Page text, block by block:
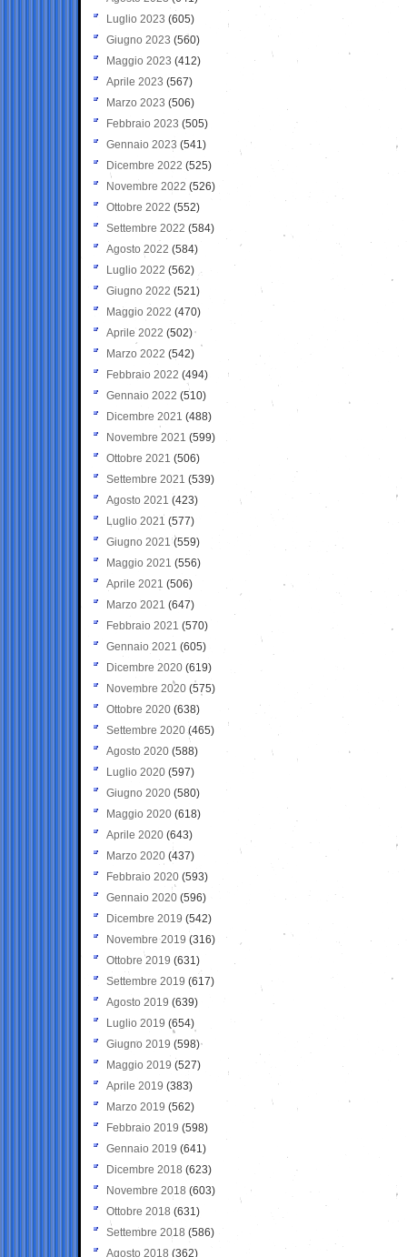
Luglio 2023 (605)
Giugno 2023 (560)
Maggio 2023 (412)
Aprile 2023 (567)
Marzo 2023 (506)
Febbraio 2023 (505)
Gennaio 2023 (541)
Dicembre 2022 (525)
Novembre 2022 (526)
Ottobre 2022 (552)
Settembre 2022 (584)
Agosto 2022 (584)
Luglio 2022 (562)
Giugno 2022 (521)
Maggio 2022 (470)
Aprile 2022 (502)
Marzo 2022 (542)
Febbraio 2022 (494)
Gennaio 2022 (510)
Dicembre 2021 (488)
Novembre 2021 (599)
Ottobre 2021 (506)
Settembre 2021 (539)
Agosto 2021 (423)
Luglio 2021 (577)
Giugno 2021(559)
Maggio 2021 (556)
Aprile 2021 (506)
Marzo 2021 (647)
Febbraio 2021 (570)
Gennaio 2021 (605)
Dicembre 2020 (619)
Novembre 2020 (575)
Ottobre 2020 (638)
Settembre 2020(465)
Agosto 2020 (588)
Luglio 2020 (597)
Giugno 2020 (580)
Maggio 2020 (618)
Aprile 2020 (643)
Marzo 2020 (437)
Febbraio 2020 (593)
Gennaio 2020 (596)
Dicembre 2019 (542)
Novembre 2019 (316)
Ottobre 2019 (631)
Settembre 2019 (617)
Agosto 2019 (639)
Luglio 2019 (654)
Giugno 2019 (598)
Maggio 2019 (527)
Aprile 2019 (383)
Marzo 2019 (562)
Febbraio 2019 (598)
Gennaio 2019 (641)
Dicembre 2018 (623)
Novembre 2018 (603)
Ottobre 2018 (631)
Settembre 2018 (586)
Agosto 2018 (362)